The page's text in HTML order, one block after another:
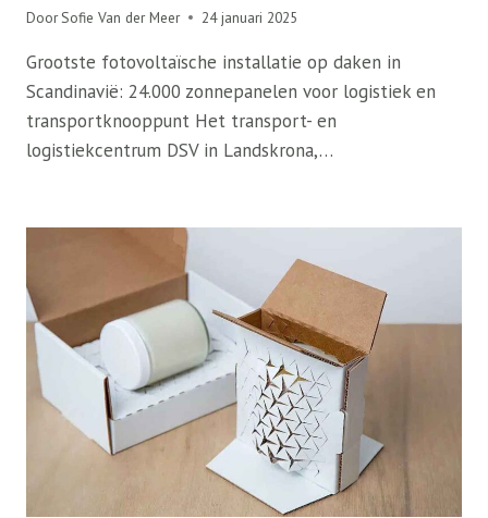
Door Sofie Van der Meer 24 januari 2025
Grootste fotovoltaïsche installatie op daken in
Scandinavië: 24.000 zonnepanelen voor logistiek en
transportknooppunt Het transport- en
logistiekcentrum DSV in Landskrona,…